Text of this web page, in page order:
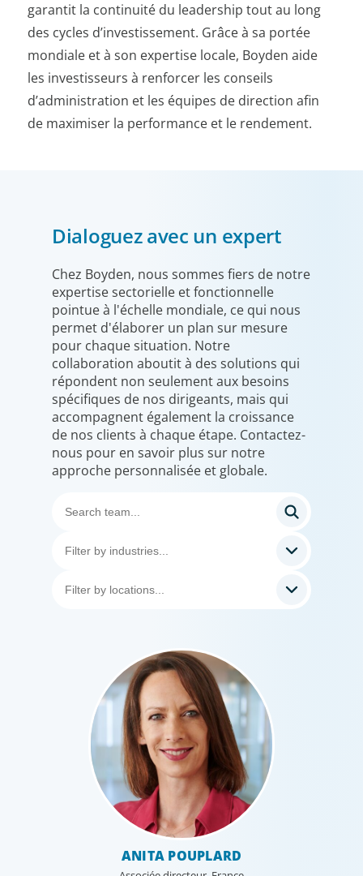
garantit la continuité du leadership tout au long
des cycles d’investissement. Grâce à sa portée
mondiale et à son expertise locale, Boyden aide
les investisseurs à renforcer les conseils
d’administration et les équipes de direction afin
de maximiser la performance et le rendement.
Dialoguez avec un expert
Chez Boyden, nous sommes fiers de notre
expertise sectorielle et fonctionnelle
pointue à l'échelle mondiale, ce qui nous
permet d'élaborer un plan sur mesure
pour chaque situation. Notre
collaboration aboutit à des solutions qui
répondent non seulement aux besoins
spécifiques de nos dirigeants, mais qui
accompagnent également la croissance
de nos clients à chaque étape. Contactez-
nous pour en savoir plus sur notre
approche personnalisée et globale.
ANITA POUPLARD